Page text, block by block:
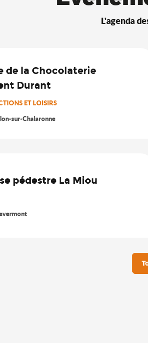
L'agenda
de la Chocolaterie
Durant
ET LOISIRS
sur-Chalaronne
pédestre La Miou